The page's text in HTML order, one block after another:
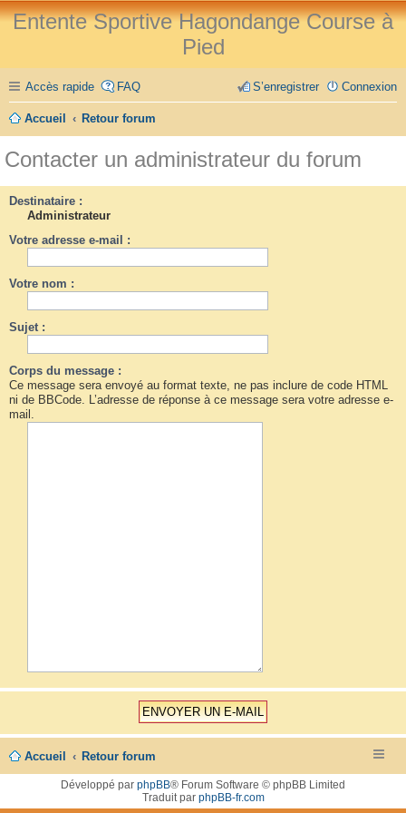
Entente Sportive Hagondange Course à
Pied
Accès rapide FAQ Connexion
S’enregistrer
Accueil Retour forum
Contacter un administrateur du forum
Destinataire :
Administrateur
Votre adresse e-mail :
Votre nom :
Sujet :
Corps du message :
Ce message sera envoyé au format texte, ne pas inclure de code HTML
ni de BBCode. L’adresse de réponse à ce message sera votre adresse e-
mail.
Accueil Retour forum
Développé par phpBB® Forum Software © phpBB Limited
Traduit par phpBB-fr.com